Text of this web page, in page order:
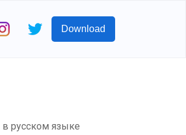
Download
в русском языке